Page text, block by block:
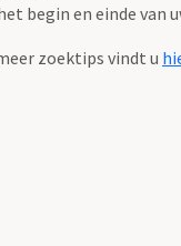
begin en einde van
zoektips vindt u